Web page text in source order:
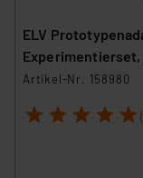
ELV
Experimentierset,
Aufbewahrungsbox
Artikel-Nr. 158980
1 2 3 4 5